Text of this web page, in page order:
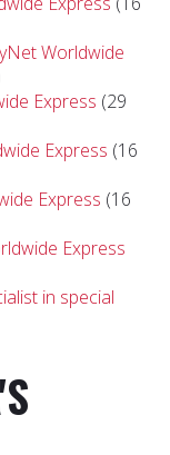
Worldwide
Express (29
Express (16
Express (16
Express
in special